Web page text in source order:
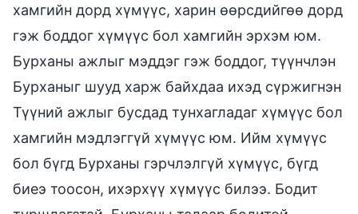
хамгийн дорд хүмүүс, харин өөрсдийгөө дорд
гэж боддог хүмүүс бол хамгийн эрхэм юм.
Бурханы ажлыг мэддэг гэж боддог, түүнчлэн
Бурханыг шууд харж байхдаа ихэд сүржигнэн
Түүний ажлыг бусдад тунхагладаг хүмүүс бол
хамгийн мэдлэггүй хүмүүс юм. Ийм хүмүүс
бол бүгд Бурханы гэрчлэлгүй хүмүүс, бүгд
биеэ тоосон, ихэрхүү хүмүүс билээ. Бодит